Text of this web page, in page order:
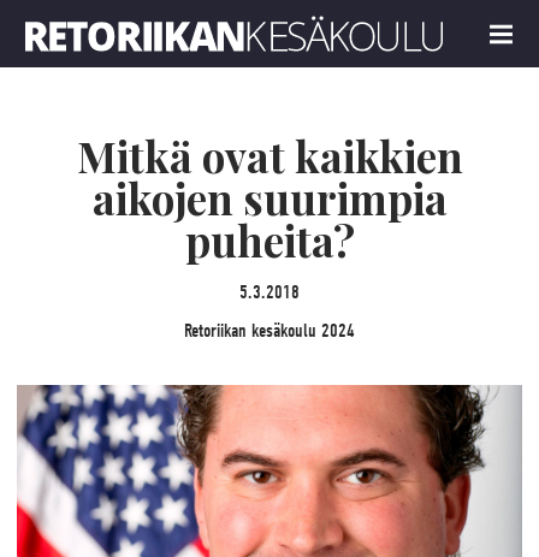
MENU
Mitkä ovat kaikkien
aikojen suurimpia
puheita?
5.3.2018
Retoriikan kesäkoulu 2024